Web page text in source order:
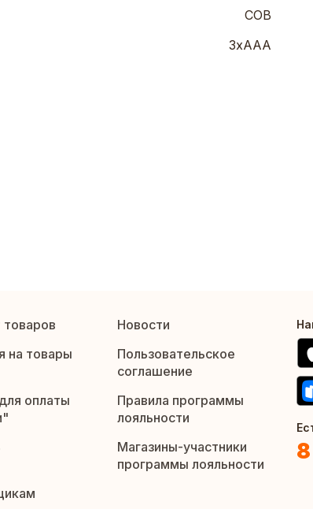
COB
3хААА
товаров
Новости
на товары
Пользовательское
соглашение
оплаты
Правила программы
лояльности
Магазины-участники
программы лояльности